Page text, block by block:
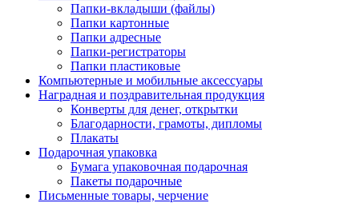
Папки-вкладыши (файлы)
Папки картонные
Папки адресные
Папки-регистраторы
Папки пластиковые
Компьютерные и мобильные аксессуары
Наградная и поздравительная продукция
Конверты для денег, открытки
Благодарности, грамоты, дипломы
Плакаты
Подарочная упаковка
Бумага упаковочная подарочная
Пакеты подарочные
Письменные товары, черчение